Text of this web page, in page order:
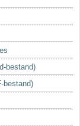
bestand)
bestand)